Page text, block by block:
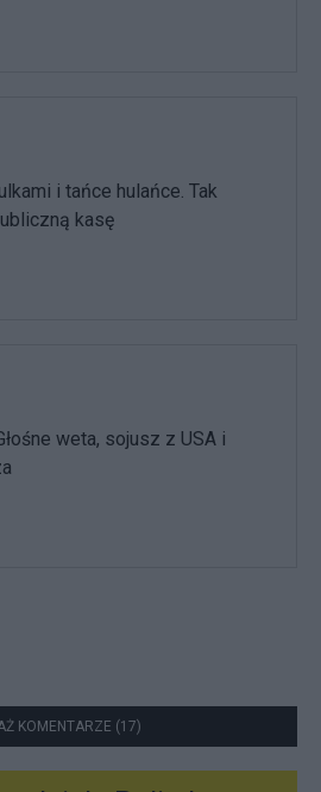
i tańce hulańce. Tak
kasę
weta, sojusz z USA i
KOMENTARZE (17)